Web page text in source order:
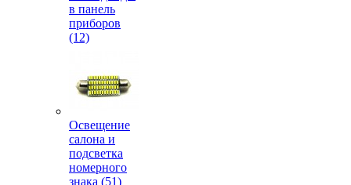
в панель
приборов
(12)
Освещение
салона и
подсветка
номерного
знака (51)